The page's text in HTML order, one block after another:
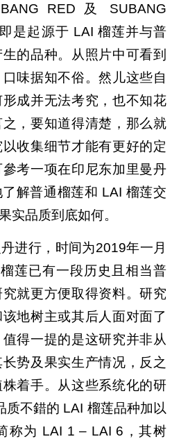
RED 及 SUBANG
是起源于 LAI 榴莲并与普
的品种。从照片中可看到
味据知不俗。然儿这些自
成并无法考究，也不知花
，要知道得清楚，那么就
收集细节才能有更好的定
考一项在印尼东加里曼丹
解普通榴莲和 LAI 榴莲交
实品质到底如何。
进行，时间为2019年一月
莲已有一段历史且 相当普
就更方便取得资料。研究
地树主或其后人面对面了
得一提的是这研究并非从
势及果实生产情况，反之
着手。从这些系统化的研
质不錯的 LAI 榴莲品种加以
称为 LAI 1 – LAI 6，其树